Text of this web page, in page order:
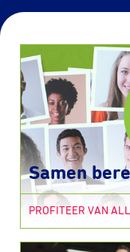
Samen
PROFITEER VAN